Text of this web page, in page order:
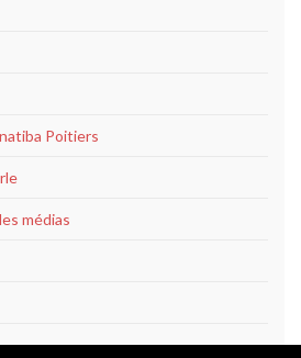
Poitiers
médias